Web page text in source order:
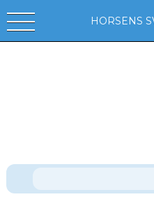
HORSENS